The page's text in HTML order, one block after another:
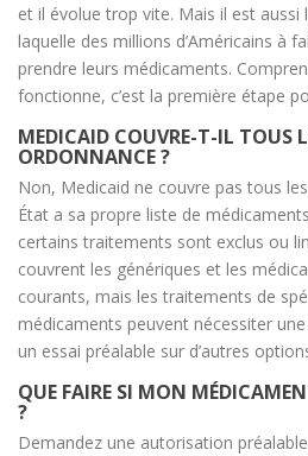
et il évolue trop vite. Mais il est aussi
laquelle des millions d’Américains à
prendre leurs médicaments.
fonctionne, c’est la première étape
MEDICAID COUVRE-T-IL TOUS
ORDONNANCE ?
Non, Medicaid ne couvre pas tous
État a sa propre liste de
certains traitements sont exclus ou
couvrent les génériques et les
courants, mais les traitements de
médicaments peuvent nécessiter
un essai préalable sur d’autres
QUE FAIRE SI MON
?
Demandez une autorisation